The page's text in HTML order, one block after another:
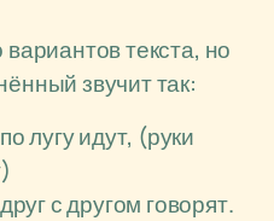
текста, но
звучит так:
лугу идут, (руки
с другом говорят.